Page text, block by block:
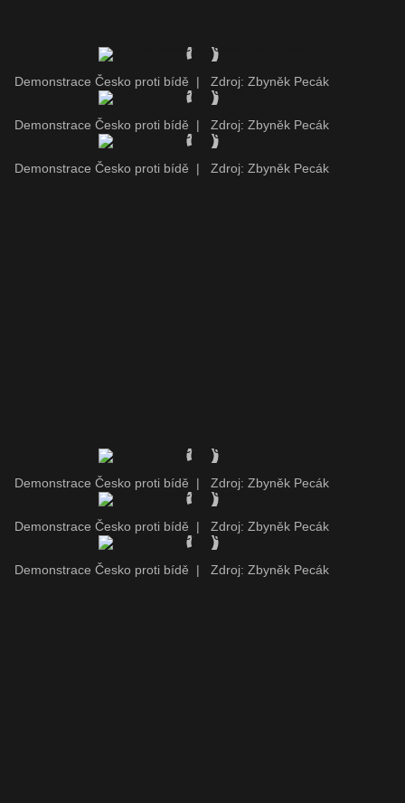
Demonstrace Česko proti bídě | Zdroj: Zbyněk Pecák
Demonstrace Česko proti bídě | Zdroj: Zbyněk Pecák
Demonstrace Česko proti bídě | Zdroj: Zbyněk Pecák
Demonstrace Česko proti bídě | Zdroj: Zbyněk Pecák
Demonstrace Česko proti bídě | Zdroj: Zbyněk Pecák
Demonstrace Česko proti bídě | Zdroj: Zbyněk Pecák